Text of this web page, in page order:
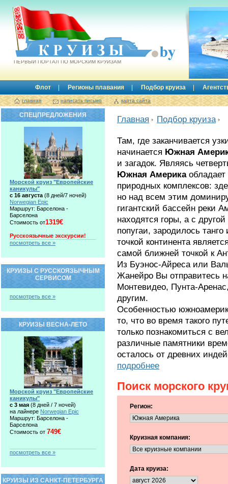
Круизы.by
ПЕРВЫЙ ПОРТАЛ ПО МОРСКИМ КРУИЗАМ
Флот Регионы плавания Подбор круиза
главная написать письмо карта сайта
Главная Подбор круиза
Там, где заканчивается
начинается Южная
и загадок. Являясь
Южная Америка
природных комплексов:
но над всем этим
гигантский бассейн реки
находятся горы, а с
попугаи, зародилось
точкой континента
самой ближней точкой к
Из Буэнос-Айреса или
Жанейро Вы отправитесь
Монтевидео, Пунта-
другим.
Особенностью
то, что во время такого
только познакомиться с
различные памятники
осталось от древних
подробнее
Поиск морского
Регион:
Круизная компания:
Дата круиза:
СПЕЦПРЕДЛОЖЕНИЯ
Морской круиз "Европейские
каникулы"
с 16 августа (8 дней/7 ночей)
Norwegian Epic
Маршрут: Барселона -
Барселона
Стоимость от1319€
Русскоязычные экскурсии!
посмотреть все »
КРУИЗЫ С РУССКОЯЗЫЧНЫМ
СЕРВИСОМ
посмотреть все »
КРУИЗЫ ВЕСНА-ЛЕТО
Морской круиз "Европейские
каникулы"
c 3 мая (8 дней / 7 ночей)
на лайнере Norwegian Epic
Маршрут: Барселона -
Барселона
Стоимость от 749€
посмотреть все »
КРУИЗЫ ИЗ САНКТ-ПЕТЕРБУРГА